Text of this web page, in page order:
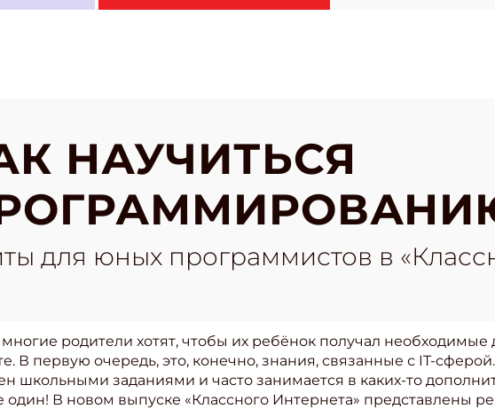
НАУЧИТЬСЯ
для юных программистов в
родители хотят, чтобы их ребёнок получал
В первую очередь, это, конечно, знания, связанные с IT-
школьными заданиями и часто занимается в каких-то
один! В новом выпуске «Классного Интернета» представлены